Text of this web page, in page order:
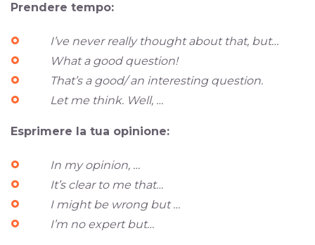
Prendere tempo:
I’ve never really thought about that, but…
What a good question!
That’s a good/ an interesting question.
Let me think. Well, …
Esprimere la tua opinione:
In my opinion, …
It’s clear to me that…
I might be wrong but …
I’m no expert but…